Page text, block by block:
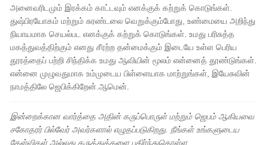
அனைவரிடமும் இரக்கம் காட்டவும் எனக்குக் கற்றுக் கொடுங்கள்.
துஷ்பிரயோகம் மற்றும் சுரண்டலை வெறுக்கும்போது, ​​உண்மையை அறிந்து
நியாயமாக செயல்பட எனக்குக் கற்றுக் கொடுங்கள். உமது பரிசுத்த
மகத்துவத்திற்கும் எனது சீரற்ற தன்மைக்கும் இடையே உள்ள பெரிய
தூரத்தைப் பற்றி சிந்திக்க உமது ஆவியின் மூலம் என்னைத் தூண்டுங்கள்.
என்னை முழுவதுமாக உம்முடைய பிள்ளையாக மாற்றுங்கள், இயேசுவின்
நாமத்திலே ஜெபிக்கிறேன்.ஆமென்.
இன்றைக்கான வார்த்தை அதின் கருப்பொருள் மற்றும் ஜெபம் ஆகியவை
சகோதரர் பில்வேர் அவர்களால் எழுதப்படுகிறது. நீங்கள் உங்களுடைய
கேள்விகள் அல்லது கருத்துக்களை பகிர்ந்துகொள்ள